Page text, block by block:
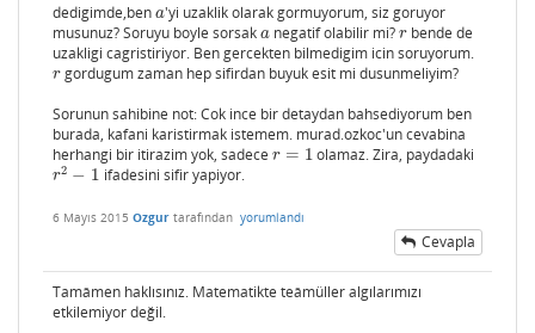
dedigimde,ben a
a'yi uzaklik olarak gormuyorum, siz goruyor
musunuz? Soruyu boyle sorsak a
a negatif olabilir mi?r
r bende de
uzakligi cagristiriyor. Ben gercekten bilmedigim icin soruyorum.
r
r gordugum zaman hep sifirdan buyuk esit mi dusunmeliyim?
Sorunun sahibine not: Cok ince bir detaydan bahsediyorum ben
burada, kafani karistirmak istemem. murad.ozkoc'un cevabina
herhangi bir itirazim yok, sadece r = 1
r= 1 olamaz. Zira, paydadaki
r2 − 1
r2 −1 ifadesini sifir yapiyor.
6 Mayıs 2015 Ozgur tarafından yorumlandı
Cevapla
Tamâmen haklısınız. Matematikte teâmüller algılarımızı
etkilemiyor değil.